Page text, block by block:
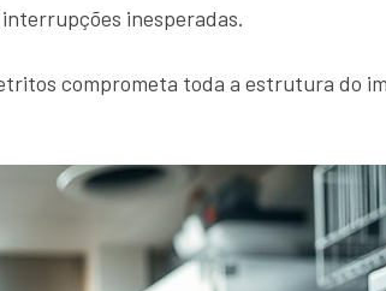
inesperadas.
comprometa toda a estrutura do